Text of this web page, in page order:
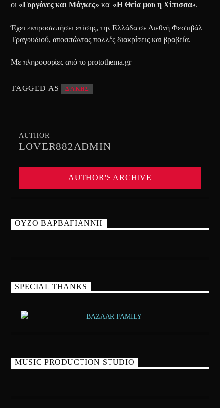
οι «Γοργόνες και Μάγκες» και «Η Θεία μου η Χίπισσα».
Έχει εκπροσωπήσει επίσης, την Ελλάδα σε Διεθνή Φεστιβάλ
Τραγουδιού, αποσπώντας πολλές διακρίσεις και βραβεία.
Με πληροφορίες από το protothema.gr
TAGGED AS ΔΑΚΗΣ
AUTHOR
LOVER882ADMIN
AUTHOR'S ARCHIVE
ΟΥΖΟ ΒΑΡΒΑΓΙΑΝΝΗ
SPECIAL THANKS
MUSIC PRODUCTION STUDIO